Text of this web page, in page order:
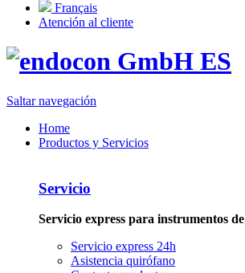
Français
Atención al cliente
Saltar navegación
Home
Productos y Servicios
Servicio
Servicio express para instrumentos
Servicio express 24h
Asistencia quirófano